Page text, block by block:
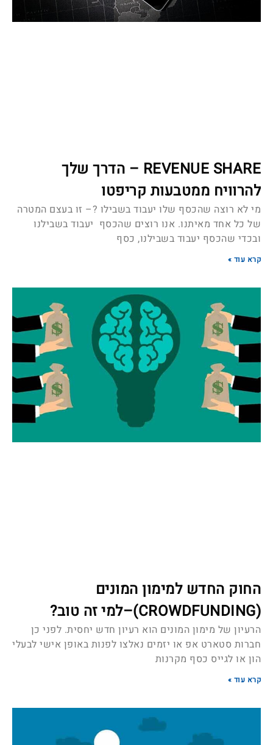
REVENUE SHARE – הדרך שלך
להרוויח ממטבעות קריפטו
מי לא רוצה שהכסף שלו יעבוד בשבילו ?– זו בעצם המטרה
של כל אחד מאיתנו. אנו רוצים שהכסף יעבוד בשבילנו
ובכדי שהכסף יעבוד בשבילנו, כסף
קרא עוד »
החוק החדש למימון המונים
(CROWDFUNDING)–למי זה טוב?
הרעיון של מימון המונים הוא רעיון חדש יחסית. לפני כן
חברות סטארט אפ או יזמים נאלצו לפנות באופן אישי לבעלי
הון או לגייס כסף מקרנות
קרא עוד »